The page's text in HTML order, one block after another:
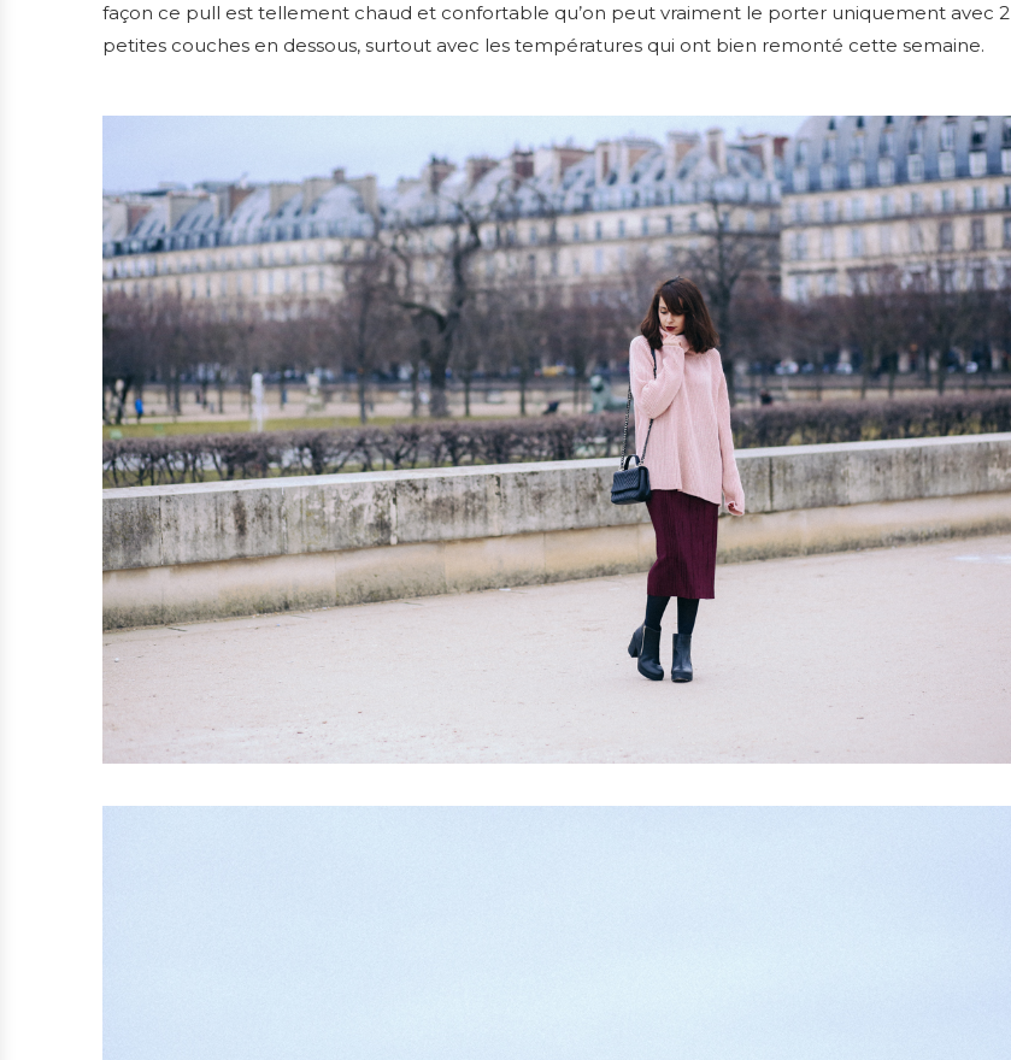
façon ce pull est tellement chaud et confortable qu’on peut vraiment le porter uniquement avec 2
petites couches en dessous, surtout avec les températures qui ont bien remonté cette semaine.